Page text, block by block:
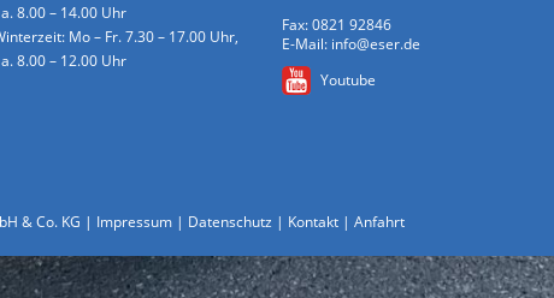
8.00 – 14.00 Uhr
Mo – Fr. 7.30 – 17.00 Uhr,
8.00 – 12.00 Uhr
Fax: 0821 92846
E-Mail: info@eser.de
Youtube
& Co. KG | Impressum | Datenschutz | Kontakt | Anfahrt